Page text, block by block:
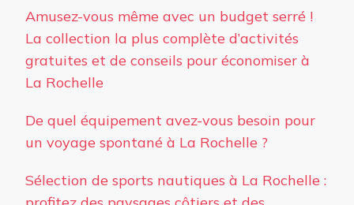
Amusez-vous même avec un budget serré !
La collection la plus complète d’activités
gratuites et de conseils pour économiser à
La Rochelle
De quel équipement avez-vous besoin pour
un voyage spontané à La Rochelle ?
Sélection de sports nautiques à La Rochelle :